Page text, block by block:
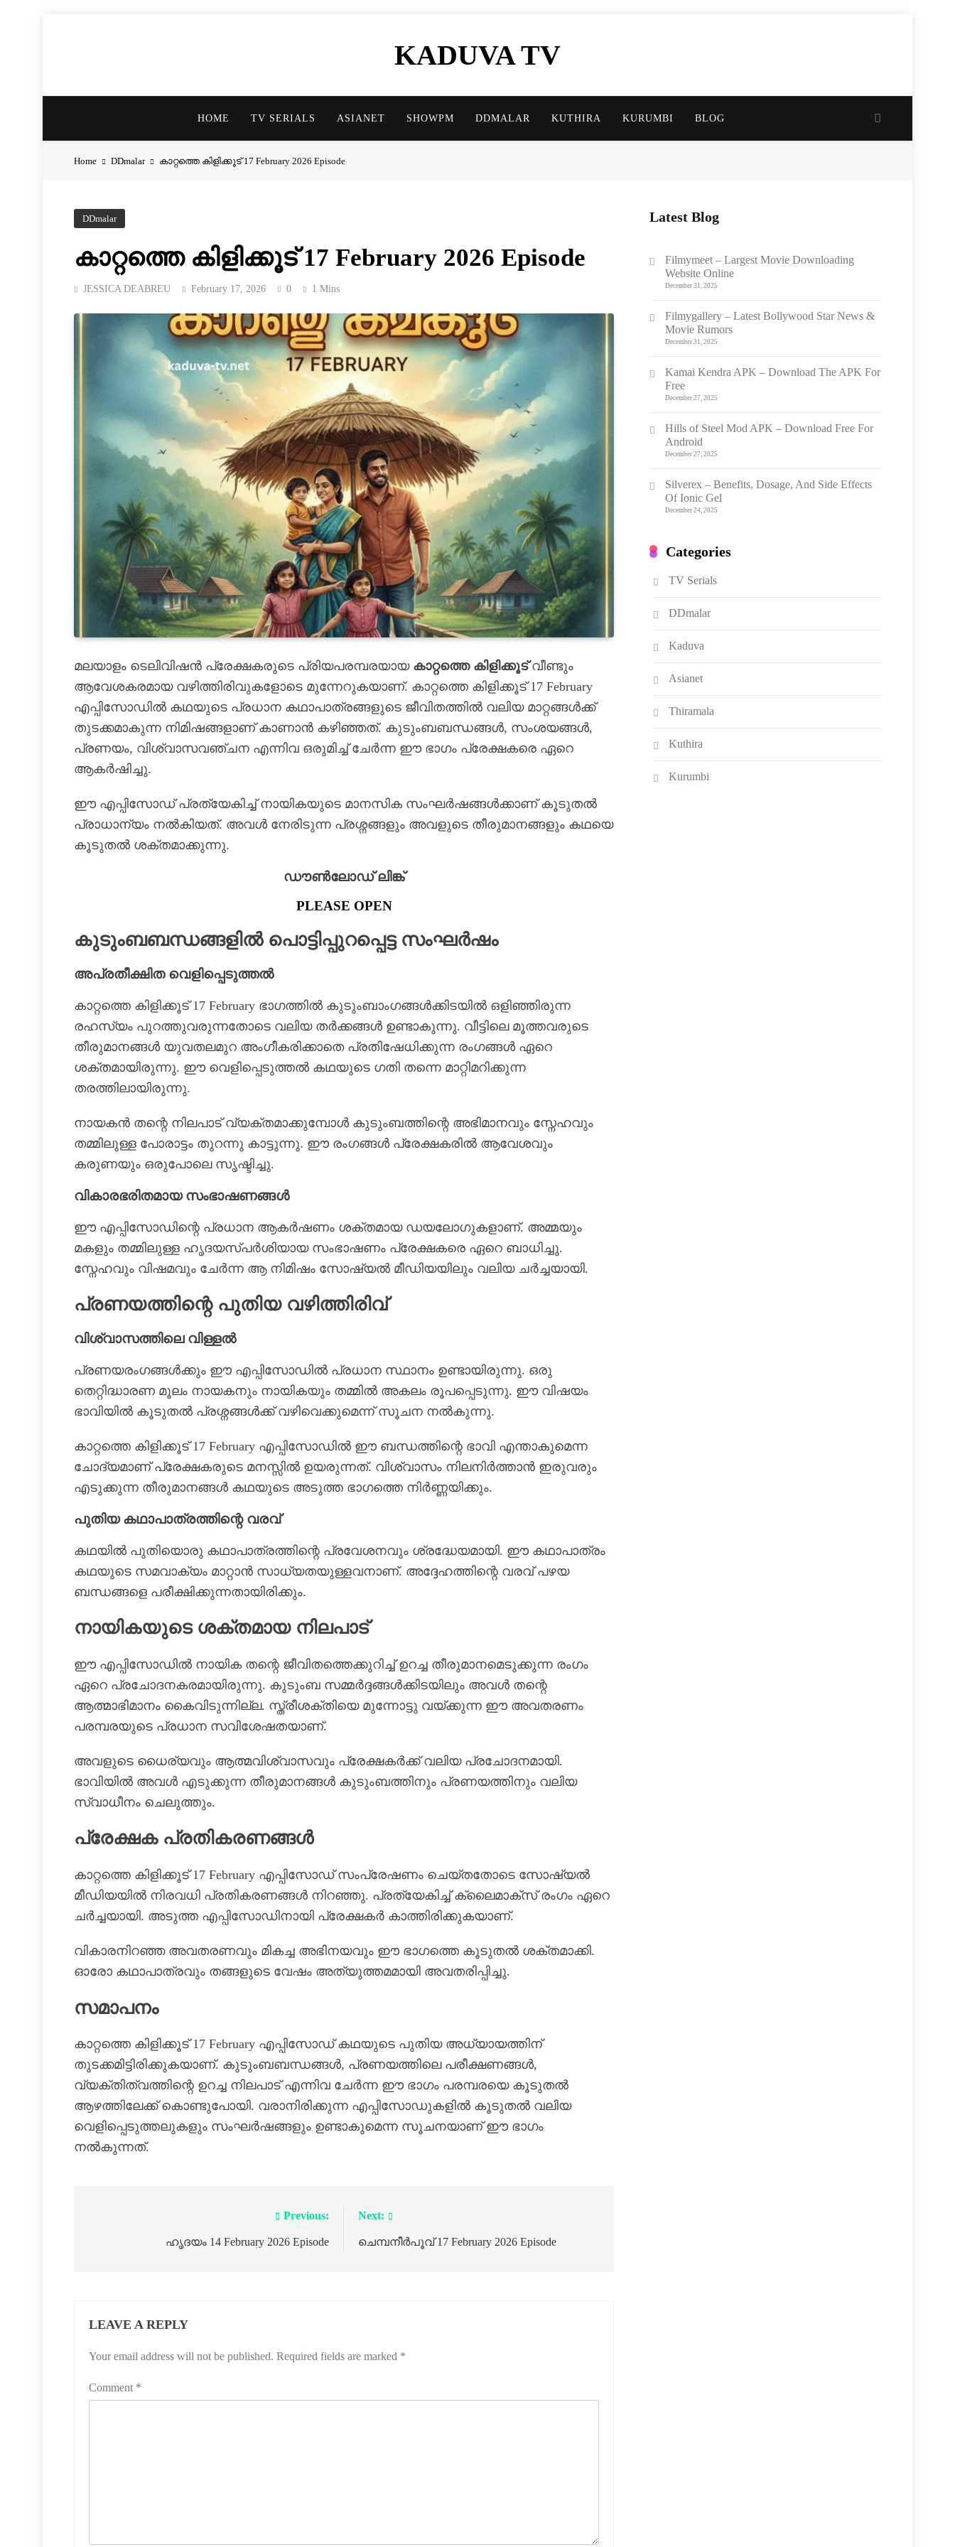
KADUVA TV
HOME TV SERIALS ASIANET SHOWPM DDMALAR KUTHIRA KURUMBI BLOG
Home DDmalar കാറ്റത്തെ കിളിക്കൂട് 17 February 2026 Episode
DDmalar
കാറ്റത്തെ കിളിക്കൂട് 17 February 2026 Episode
JESSICA DEABREU February 17, 2026 0 1 Mins
മലയാളം ടെലിവിഷൻ പ്രേക്ഷകരുടെ പ്രിയപരമ്പരയായ കാറ്റത്തെ കിളിക്കൂട്വീണ്ടും
ആവേശകരമായ വഴിത്തിരിവുകളോടെ മുന്നേറുകയാണ്. കാറ്റത്തെ കിളിക്കൂട് 17 February
എപ്പിസോഡിൽ കഥയുടെ പ്രധാന കഥാപാത്രങ്ങളുടെ ജീവിതത്തിൽ വലിയ മാറ്റങ്ങൾക്ക്
തുടക്കമാകുന്ന നിമിഷങ്ങളാണ് കാണാൻ കഴിഞ്ഞത്. കുടുംബബന്ധങ്ങൾ, സംശയങ്ങൾ,
പ്രണയം, വിശ്വാസവഞ്ചന എന്നിവ ഒരുമിച്ച് ചേർന്ന ഈ ഭാഗം പ്രേക്ഷകരെ ഏറെ
ആകർഷിച്ചു.
ഈ എപ്പിസോഡ് പ്രത്യേകിച്ച് നായികയുടെ മാനസിക സംഘർഷങ്ങൾക്കാണ് കൂടുതൽ
പ്രാധാന്യം നൽകിയത്. അവൾ നേരിടുന്ന പ്രശ്നങ്ങളും അവളുടെ തീരുമാനങ്ങളും കഥയെ
കൂടുതൽ ശക്തമാക്കുന്നു.
ഡൗൺലോഡ് ലിങ്ക്
PLEASE OPEN
കുടുംബബന്ധങ്ങളിൽ പൊട്ടിപ്പുറപ്പെട്ട സംഘർഷം
അപ്രതീക്ഷിത വെളിപ്പെടുത്തൽ
കാറ്റത്തെ കിളിക്കൂട് 17 February ഭാഗത്തിൽ കുടുംബാംഗങ്ങൾക്കിടയിൽ ഒളിഞ്ഞിരുന്ന
രഹസ്യം പുറത്തുവരുന്നതോടെ വലിയ തർക്കങ്ങൾ ഉണ്ടാകുന്നു. വീട്ടിലെ മൂത്തവരുടെ
തീരുമാനങ്ങൾ യുവതലമുറ അംഗീകരിക്കാതെ പ്രതിഷേധിക്കുന്ന രംഗങ്ങൾ ഏറെ
ശക്തമായിരുന്നു. ഈ വെളിപ്പെടുത്തൽ കഥയുടെ ഗതി തന്നെ മാറ്റിമറിക്കുന്ന
തരത്തിലായിരുന്നു.
നായകൻ തന്റെ നിലപാട് വ്യക്തമാക്കുമ്പോൾ കുടുംബത്തിന്റെ അഭിമാനവും സ്നേഹവും
തമ്മിലുള്ള പോരാട്ടം തുറന്നു കാട്ടുന്നു. ഈ രംഗങ്ങൾ പ്രേക്ഷകരിൽ ആവേശവും
കരുണയും ഒരുപോലെ സൃഷ്ടിച്ചു.
വികാരഭരിതമായ സംഭാഷണങ്ങൾ
ഈ എപ്പിസോഡിന്റെ പ്രധാന ആകർഷണം ശക്തമായ ഡയലോഗുകളാണ്. അമ്മയും
മകളും തമ്മിലുള്ള ഹൃദയസ്പർശിയായ സംഭാഷണം പ്രേക്ഷകരെ ഏറെ ബാധിച്ചു.
സ്നേഹവും വിഷമവും ചേർന്ന ആ നിമിഷം സോഷ്യൽ മീഡിയയിലും വലിയ ചർച്ചയായി.
പ്രണയത്തിന്റെ പുതിയ വഴിത്തിരിവ്
വിശ്വാസത്തിലെ വിള്ളൽ
പ്രണയരംഗങ്ങൾക്കും ഈ എപ്പിസോഡിൽ പ്രധാന സ്ഥാനം ഉണ്ടായിരുന്നു. ഒരു
തെറ്റിദ്ധാരണ മൂലം നായകനും നായികയും തമ്മിൽ അകലം രൂപപ്പെടുന്നു. ഈ വിഷയം
ഭാവിയിൽ കൂടുതൽ പ്രശ്നങ്ങൾക്ക് വഴിവെക്കുമെന്ന് സൂചന നൽകുന്നു.
കാറ്റത്തെ കിളിക്കൂട് 17 February എപ്പിസോഡിൽ ഈ ബന്ധത്തിന്റെ ഭാവി എന്താകുമെന്ന
ചോദ്യമാണ് പ്രേക്ഷകരുടെ മനസ്സിൽ ഉയരുന്നത്. വിശ്വാസം നിലനിർത്താൻ ഇരുവരും
എടുക്കുന്ന തീരുമാനങ്ങൾ കഥയുടെ അടുത്ത ഭാഗത്തെ നിർണ്ണയിക്കും.
പുതിയ കഥാപാത്രത്തിന്റെ വരവ്
കഥയിൽ പുതിയൊരു കഥാപാത്രത്തിന്റെ പ്രവേശനവും ശ്രദ്ധേയമായി. ഈ കഥാപാത്രം
കഥയുടെ സമവാക്യം മാറ്റാൻ സാധ്യതയുള്ളവനാണ്. അദ്ദേഹത്തിന്റെ വരവ് പഴയ
ബന്ധങ്ങളെ പരീക്ഷിക്കുന്നതായിരിക്കും.
നായികയുടെ ശക്തമായ നിലപാട്
ഈ എപ്പിസോഡിൽ നായിക തന്റെ ജീവിതത്തെക്കുറിച്ച് ഉറച്ച തീരുമാനമെടുക്കുന്ന രംഗം
ഏറെ പ്രചോദനകരമായിരുന്നു. കുടുംബ സമ്മർദ്ദങ്ങൾക്കിടയിലും അവൾ തന്റെ
ആത്മാഭിമാനം കൈവിടുന്നില്ല. സ്ത്രീശക്തിയെ മുന്നോട്ടു വയ്ക്കുന്ന ഈ അവതരണം
പരമ്പരയുടെ പ്രധാന സവിശേഷതയാണ്.
അവളുടെ ധൈര്യവും ആത്മവിശ്വാസവും പ്രേക്ഷകർക്ക് വലിയ പ്രചോദനമായി.
ഭാവിയിൽ അവൾ എടുക്കുന്ന തീരുമാനങ്ങൾ കുടുംബത്തിനും പ്രണയത്തിനും വലിയ
സ്വാധീനം ചെലുത്തും.
പ്രേക്ഷക പ്രതികരണങ്ങൾ
കാറ്റത്തെ കിളിക്കൂട് 17 February എപ്പിസോഡ് സംപ്രേഷണം ചെയ്തതോടെ സോഷ്യൽ
മീഡിയയിൽ നിരവധി പ്രതികരണങ്ങൾ നിറഞ്ഞു. പ്രത്യേകിച്ച് ക്ലൈമാക്സ് രംഗം ഏറെ
ചർച്ചയായി. അടുത്ത എപ്പിസോഡിനായി പ്രേക്ഷകർ കാത്തിരിക്കുകയാണ്.
വികാരനിറഞ്ഞ അവതരണവും മികച്ച അഭിനയവും ഈ ഭാഗത്തെ കൂടുതൽ ശക്തമാക്കി.
ഓരോ കഥാപാത്രവും തങ്ങളുടെ വേഷം അത്യുത്തമമായി അവതരിപ്പിച്ചു.
സമാപനം
കാറ്റത്തെ കിളിക്കൂട് 17 February എപ്പിസോഡ് കഥയുടെ പുതിയ അധ്യായത്തിന്
തുടക്കമിട്ടിരിക്കുകയാണ്. കുടുംബബന്ധങ്ങൾ, പ്രണയത്തിലെ പരീക്ഷണങ്ങൾ,
വ്യക്തിത്വത്തിന്റെ ഉറച്ച നിലപാട് എന്നിവ ചേർന്ന ഈ ഭാഗം പരമ്പരയെ കൂടുതൽ
ആഴത്തിലേക്ക് കൊണ്ടുപോയി. വരാനിരിക്കുന്ന എപ്പിസോഡുകളിൽ കൂടുതൽ വലിയ
വെളിപ്പെടുത്തലുകളും സംഘർഷങ്ങളും ഉണ്ടാകുമെന്ന സൂചനയാണ് ഈ ഭാഗം
നൽകുന്നത്.
Previous:
ഹൃദയം 14 February 2026 Episode
Next:
ചെമ്പനീർപൂവ് 17 February 2026 Episode
LEAVE A REPLY
Your email address will not be published. Required fields are marked *
Comment *
Latest Blog
Filmymeet – Largest Movie Downloading
Website Online
December 31, 2025
Filmygallery – Latest Bollywood Star News &
Movie Rumors
December 31, 2025
Kamai Kendra APK – Download The APK For
Free
December 27, 2025
Hills of Steel Mod APK – Download Free For
Android
December 27, 2025
Silverex – Benefits, Dosage, And Side Effects
Of Ionic Gel
December 24, 2025
Categories
TV Serials
DDmalar
Kaduva
Asianet
Thiramala
Kuthira
Kurumbi